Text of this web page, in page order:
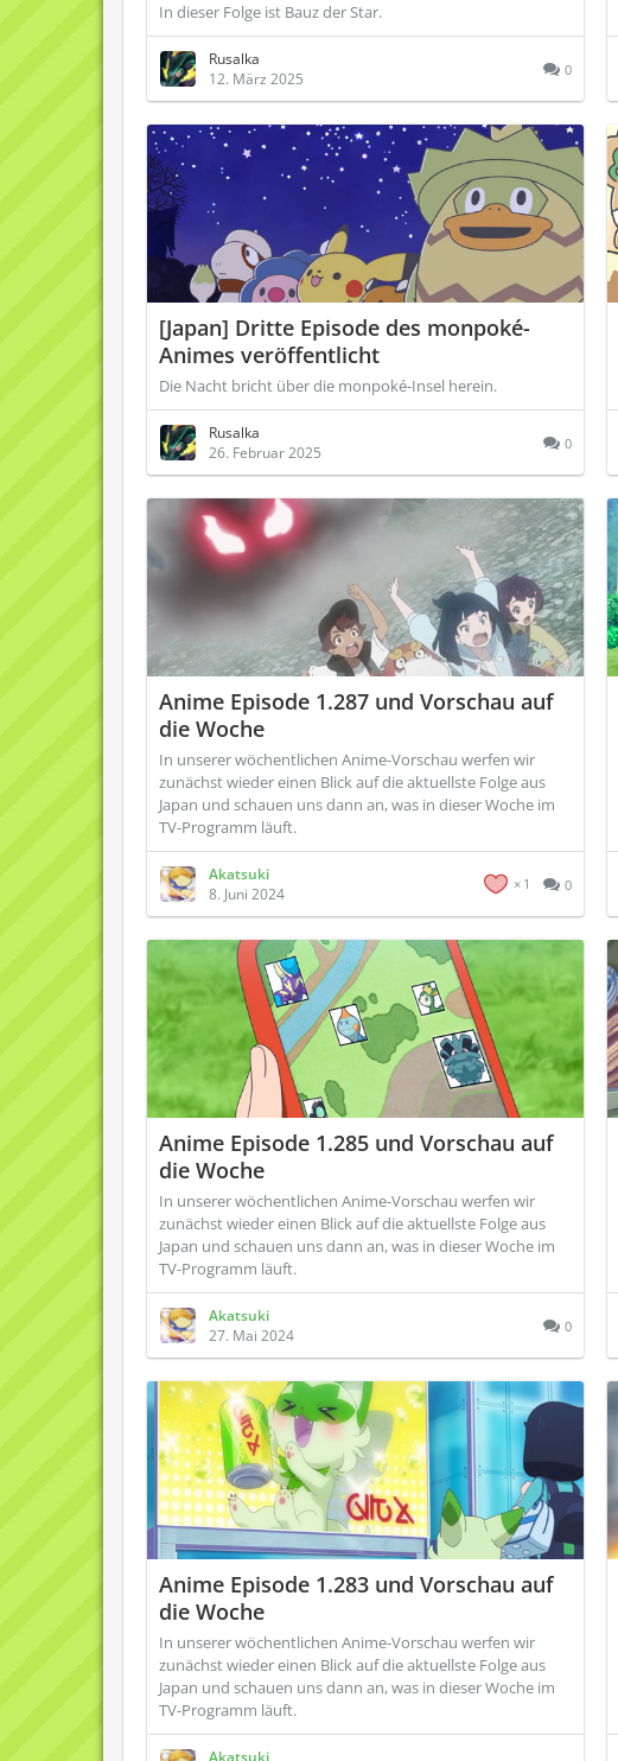
In dieser Folge ist Bauz der Star.
Rusalka
12. März 2025
0
[Japan] Dritte Episode des monpoké-
Animes veröffentlicht
Die Nacht bricht über die monpoké-Insel herein.
Rusalka
26. Februar 2025
0
Anime Episode 1.287 und Vorschau auf
die Woche
In unserer wöchentlichen Anime-Vorschau werfen wir
zunächst wieder einen Blick auf die aktuellste Folge aus
Japan und schauen uns dann an, was in dieser Woche im
TV-Programm läuft.
Akatsuki
8. Juni 2024
1 0
Anime Episode 1.285 und Vorschau auf
die Woche
In unserer wöchentlichen Anime-Vorschau werfen wir
zunächst wieder einen Blick auf die aktuellste Folge aus
Japan und schauen uns dann an, was in dieser Woche im
TV-Programm läuft.
Akatsuki
27. Mai 2024
0
Anime Episode 1.283 und Vorschau auf
die Woche
In unserer wöchentlichen Anime-Vorschau werfen wir
zunächst wieder einen Blick auf die aktuellste Folge aus
Japan und schauen uns dann an, was in dieser Woche im
TV-Programm läuft.
Akatsuki